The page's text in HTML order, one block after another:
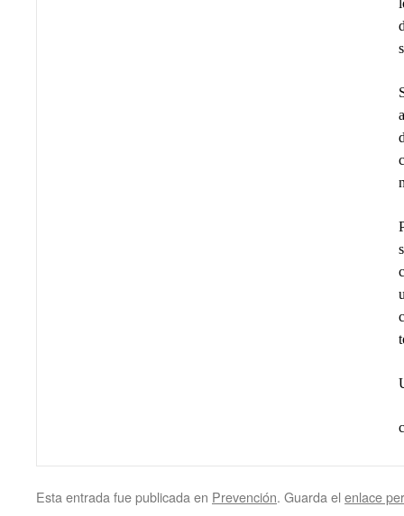
Esta entrada fue publicada en Prevención. Guarda el enlace